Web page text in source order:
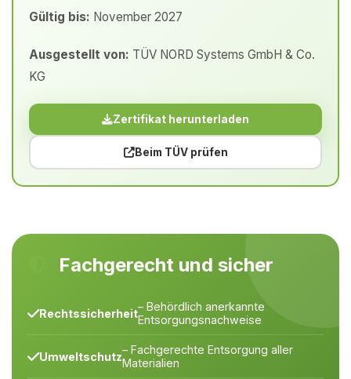
Gültig bis: November 2027
Ausgestellt von: TÜV NORD Systems GmbH & Co.
KG
Zertifikat herunterladen
Beim TÜV prüfen
Fachgerecht und sicher
Rechtssicherheit– Behördlich anerkannte
Entsorgungsnachweise
Umweltschutz– Fachgerechte Entsorgung aller
Materialien